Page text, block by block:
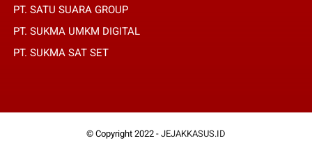
PT. SATU SUARA GROUP
PT. SUKMA UMKM DIGITAL
PT. SUKMA SAT SET
© Copyright 2022 - JEJAKKASUS.ID